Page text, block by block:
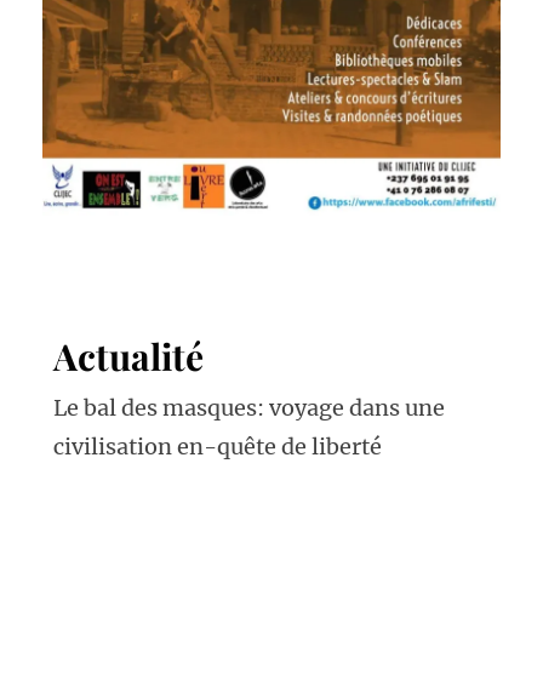
Actualité
Le bal des masques: voyage dans une
civilisation en-quête de liberté